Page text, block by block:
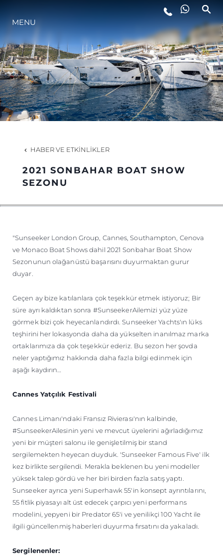
YAŞAM ŞEKLİ
YENILIK
ŞİRKET
MİRAS
TEKNENIZIN PIYASA DEĞERINI
MENU
HABER VE ETKINLIKLER
2021 SONBAHAR BOAT SHOW
SEZONU
"Sunseeker London Group, Cannes, Southampton, Cenova
ve Monaco Boat Shows dahil 2021 Sonbahar Boat Show
Sezonunun olağanüstü başarısını duyurmaktan gurur
duyar.
Geçen ay bize katılanlara çok teşekkür etmek istiyoruz; Bir
süre ayrı kaldıktan sonra #SunseekerAilemizi yüz yüze
görmek bizi çok heyecanlandırdı. Sunseeker Yachts'ın lüks
teşhirini her lokasyonda daha da yükselten inanılmaz marka
ortaklarımıza da çok teşekkür ederiz. Bu sezon her şovda
neler yaptığımız hakkında daha fazla bilgi edinmek için
aşağı kaydırın…
Cannes Yatçılık Festivali
Cannes Limanı'ndaki Fransız Rivierası'nın kalbinde,
#SunseekerAilesinin yeni ve mevcut üyelerini ağırladığımız
yeni bir müşteri salonu ile genişletilmiş bir stand
sergilemekten heyecan duyduk. 'Sunseeker Famous Five' ilk
kez birlikte sergilendi. Merakla beklenen bu yeni modeller
yüksek talep gördü ve her biri birden fazla satış yaptı.
Sunseeker ayrıca yeni Superhawk 55'in konsept ayrıntılarını,
55 fitlik piyasayı alt üst edecek çarpıcı yeni performans
modelini, yepyeni bir Predator 65'i ve yenilikçi 100 Yacht ile
ilgili güncellenmiş haberleri duyurma fırsatını da yakaladı.
Sergilenenler: